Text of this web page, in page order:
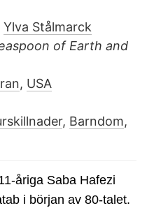
Ylva Stålmarck
of Earth and
, USA
, Barndom,
åriga Saba Hafezi
i början av 80-talet.